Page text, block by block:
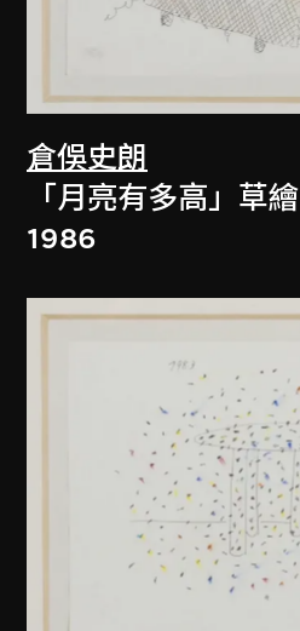
倉俁史朗
「月亮有多高」草繪
1986